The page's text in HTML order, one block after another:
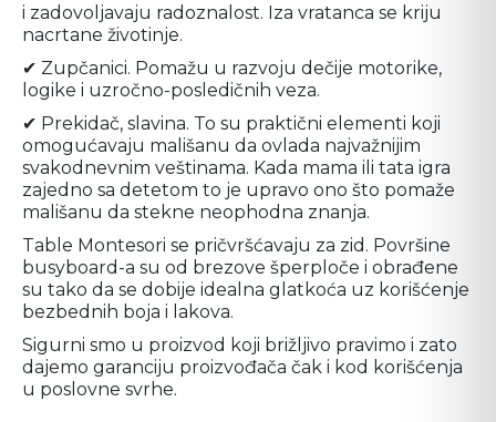
i zadovoljavaju radoznalost. Iza vratanca se kriju
nacrtane životinje.
✔ Zupčanici. Pomažu u razvoju dečije motorike,
logike i uzročno-posledičnih veza.
✔ Prekidač, slavina. To su praktični elementi koji
omogućavaju mališanu da ovlada najvažnijim
svakodnevnim veštinama. Kada mama ili tata igra
zajedno sa detetom to je upravo ono što pomaže
mališanu da stekne neophodna znanja.
Table Montesori se pričvršćavaju za zid. Površine
busyboard-a su od brezove šperploče i obrađene
su tako da se dobije idealna glatkoća uz korišćenje
bezbednih boja i lakova.
Sigurni smo u proizvod koji brižljivo pravimo i zato
dajemo garanciju proizvođača čak i kod korišćenja
u poslovne svrhe.